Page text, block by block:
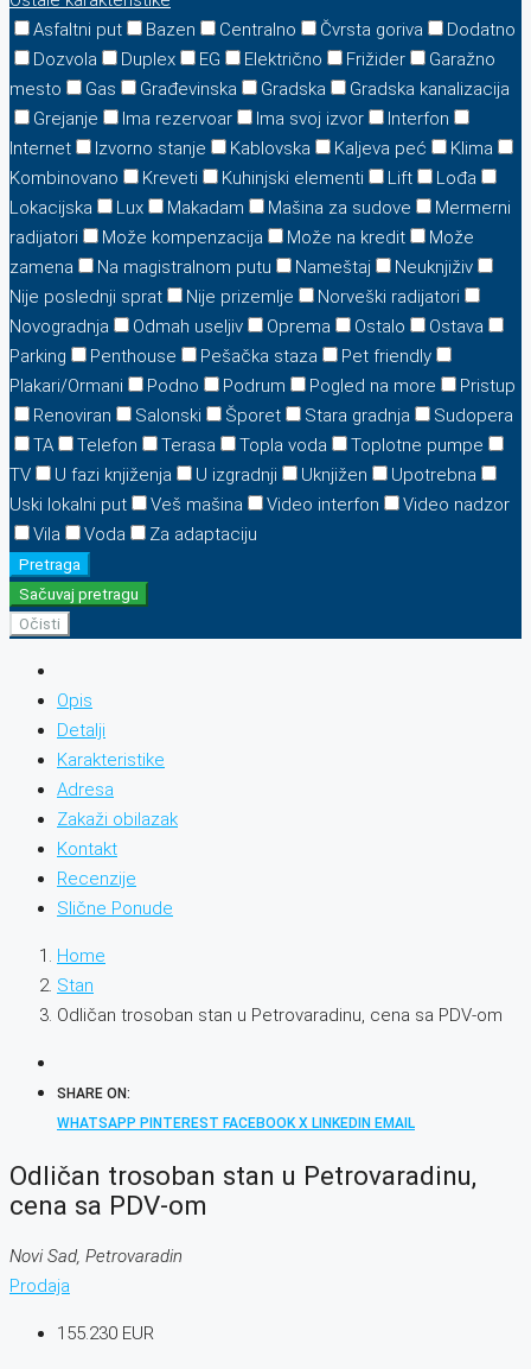
Asfaltni put
Bazen Centralno Čvrsta goriva
Dodatno
Dozvola
Duplex EG Električno Frižider
Garažno
mesto
Gas Građevinska Gradska
Gradska kanalizacija
Grejanje
Ima rezervoar Ima svoj izvor
Interfon
Internet
Izvorno stanje Kablovska Kaljeva peć
Klima
Kombinovano
Kreveti Kuhinjski elementi Lift
Lođa
Lokacijska
Lux Makadam Mašina za sudove
Mermerni
radijatori
Može kompenzacija Može na kredit
Može
zamena
Na magistralnom putu Nameštaj
Neuknjiživ
Nije poslednji sprat
Nije prizemlje
Norveški radijatori
Novogradnja
Odmah useljiv Oprema Ostalo
Ostava
Parking
Penthouse Pešačka staza
Pet friendly
Plakari/Ormani
Podno Podrum Pogled na more
Pristup
Renoviran
Salonski Šporet Stara gradnja
Sudopera
TA
Telefon Terasa Topla voda
Toplotne pumpe
TV
U fazi knjiženja U izgradnji Uknjižen
Upotrebna
Uski lokalni put
Veš mašina Video interfon
Video nadzor
Vila
Voda Za adaptaciju
Pretraga
Sačuvaj pretragu
Očisti
Opis
Detalji
Karakteristike
Adresa
Zakaži obilazak
Kontakt
Recenzije
Slične Ponude
Home
Stan
Odličan trosoban stan u Petrovaradinu, cena sa PDV-om
SHARE ON:
WHATSAPP PINTEREST FACEBOOK X LINKEDIN EMAIL
Odličan trosoban stan u Petrovaradinu,
cena sa PDV-om
Novi Sad, Petrovaradin
Prodaja
155.230 EUR